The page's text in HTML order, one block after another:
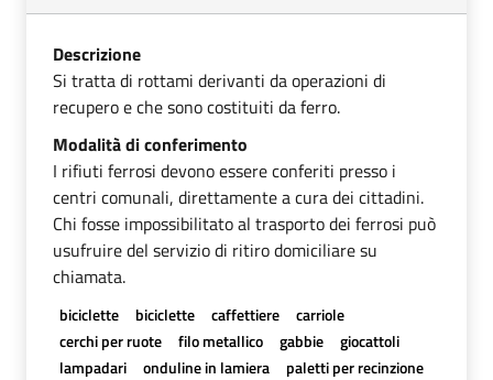
Descrizione
Si tratta di rottami derivanti da operazioni di
recupero e che sono costituiti da ferro.
Modalità di conferimento
I rifiuti ferrosi devono essere conferiti presso i
centri comunali, direttamente a cura dei cittadini.
Chi fosse impossibilitato al trasporto dei ferrosi può
usufruire del servizio di ritiro domiciliare su
chiamata.
biciclette biciclette caffettiere
carriole
cerchi per ruote
filo metallico gabbie
giocattoli
lampadari
onduline in lamiera
paletti per recinzione